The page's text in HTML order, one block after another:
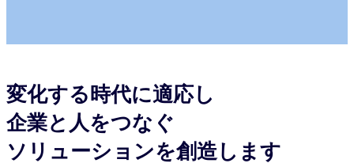
変化する時代に適応し
企業と人をつなぐ
ソリューションを創造します